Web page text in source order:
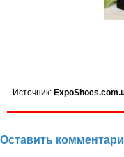
Источник:
Оставить